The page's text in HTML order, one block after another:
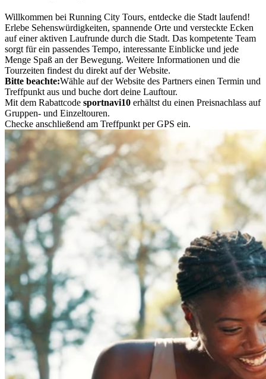
Willkommen bei Running City Tours, entdecke die Stadt laufend!
Erlebe Sehenswürdigkeiten, spannende Orte und versteckte Ecken
auf einer aktiven Laufrunde durch die Stadt. Das kompetente Team
sorgt für ein passendes Tempo, interessante Einblicke und jede
Menge Spaß an der Bewegung. Weitere Informationen und die
Tourzeiten findest du direkt auf der Website.
Bitte beachte:Wähle auf der Website des Partners einen Termin und
Treffpunkt aus und buche dort deine Lauftour.
Mit dem Rabattcode sportnavi10 erhältst du einen Preisnachlass auf
Gruppen- und Einzeltouren.
Checke anschließend am Treffpunkt per GPS ein.